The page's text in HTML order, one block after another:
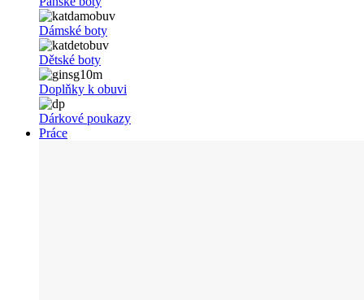
Dámské boty
Dětské boty
Doplňky k obuvi
Dárkové poukazy
Práce